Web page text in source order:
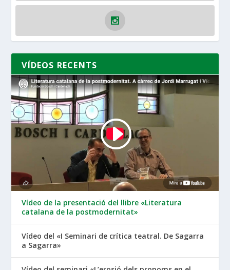
VÍDEOS RECENTS
Vídeo de la presentació del llibre «Literatura
catalana de la postmodernitat»
Vídeo del «I Seminari de crítica teatral. De Sagarra
a Sagarra»